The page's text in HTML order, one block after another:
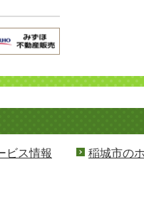
ビス情報 稲城市の